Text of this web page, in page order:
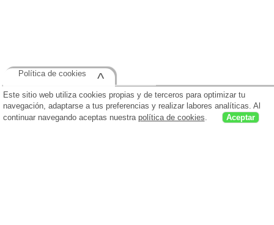
Este sitio web utiliza cookies propias y de terceros para optimizar tu
navegación, adaptarse a tus preferencias y realizar labores analíticas. Al
continuar navegando aceptas nuestra política de cookies Aceptar
Política de cookies ^